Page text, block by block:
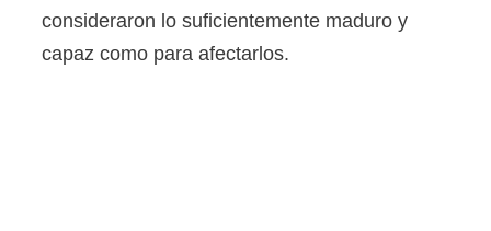
consideraron lo suficientemente maduro y
capaz como para afectarlos.